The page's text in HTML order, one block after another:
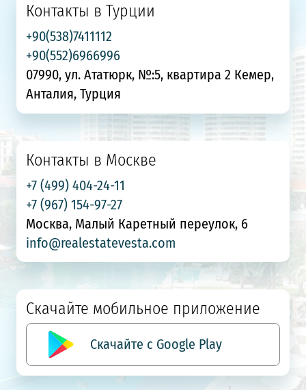
Контакты в Турции
+90(538)7411112
+90(552)6966996
07990, ул. Ататюрк, №:5, квартира 2 Кемер,
Анталия, Турция
Контакты в Москве
+7 (499) 404-24-11
+7 (967) 154-97-27
Москва, Малый Каретный переулок, 6
info@realestatevesta.com
Скачайте мобильное приложение
Скачайте с Google Play